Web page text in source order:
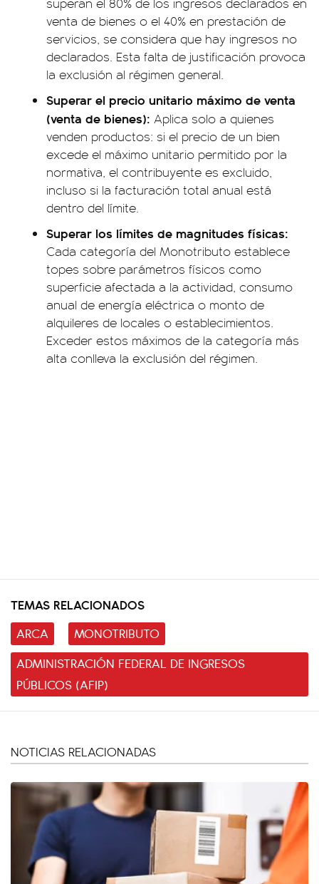
venta de bienes o el 40% en prestación de
servicios, se considera que hay ingresos no
declarados. Esta falta de justificación provoca
la exclusión al régimen general.
Superar el precio unitario máximo de venta
(venta de bienes): Aplica solo a quienes
venden productos: si el precio de un bien
excede el máximo unitario permitido por la
normativa, el contribuyente es excluido,
incluso si la facturación total anual está
dentro del límite.
Superar los límites de magnitudes físicas:
Cada categoría del Monotributo establece
topes sobre parámetros físicos como
superficie afectada a la actividad, consumo
anual de energía eléctrica o monto de
alquileres de locales o establecimientos.
Exceder estos máximos de la categoría más
alta conlleva la exclusión del régimen.
TEMAS RELACIONADOS
ARCA
MONOTRIBUTO
ADMINISTRACIÓN FEDERAL DE INGRESOS
PÚBLICOS (AFIP)
NOTICIAS RELACIONADAS